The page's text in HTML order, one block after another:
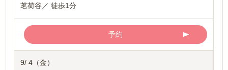
茗荷谷／ 徒歩1分
予約
9/ 4（金）